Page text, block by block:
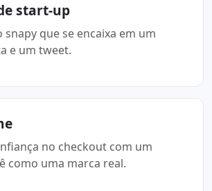
start-up
snapy que se encaixa em um
e um tweet.
no checkout com um
como uma marca real.